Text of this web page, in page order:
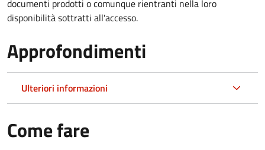
documenti prodotti o comunque rientranti nella loro
disponibilità sottratti all'accesso.
Approfondimenti
Ulteriori informazioni
Come fare